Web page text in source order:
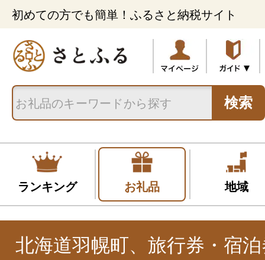
初めての方でも簡単！ふるさと納税サイト
検索
ランキング お礼品 地域
北海道羽幌町、旅行券・宿